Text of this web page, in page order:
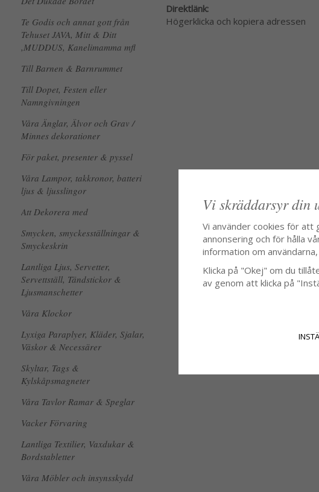
Te Godis och annat gott från
Tehuset JAVA, Mitt & Ditt
,MUDDUS, Kanelimamma mfl
Till Barnen & Barnrummet
Till Dopet, Festen eller
Namngivningen
Våra Änglar, Älvor och Grav /
Minnes dekorationer
För paket, presenter & pyssel
Våra Lampor, takkronor, batteri
ljus & ljusslingor
Att Dekorera med
Smycken, smyckesställningar &
Smyckeskrin
Lantliga Ljus, Servetter,
Servettställ, Tändstickor &
Ljusmanschetter
Våra Klockor
Lyxiga Paraplyer, Kläder, Sjalar,
Väskor & Necessärer
Skyltar, Tags &
Kylskåpsmagneter
Våra Tavlor Ramar & Speglar
Vacker Förvaring
Lantliga Textilier, Vaxdukar &
Bordstabletter
Våra Möbler och insynsskydd
Direktlänk:
Högerklicka och kopiera adressen
Vi skräddarsyr din
Vi använder cookies för att
annonsering och för hålla
information om
Klicka på "Okej" om du
av genom att klicka på